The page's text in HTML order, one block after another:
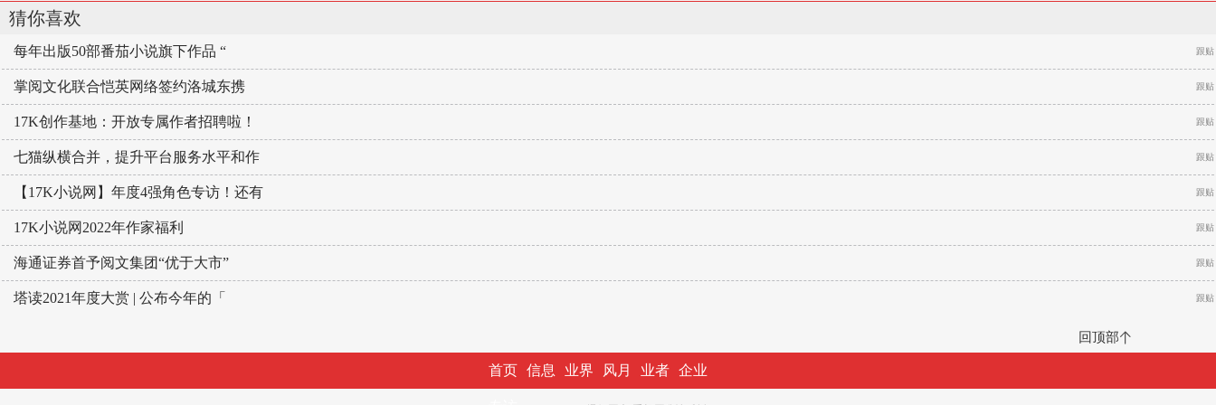
猜你喜欢
每年出版50部番茄小说旗下作品 “ 跟贴
掌阅文化联合恺英网络签约洛城东携 跟贴
17K创作基地：开放专属作者招聘啦！ 跟贴
七猫纵横合并，提升平台服务水平和作 跟贴
【17K小说网】年度4强角色专访！还有 跟贴
17K小说网2022年作家福利 跟贴
海通证券首予阅文集团“优于大市” 跟贴
塔读2021年度大赏 | 公布今年的「 跟贴
回顶部
首页 信息 业界 风月 业者 企业